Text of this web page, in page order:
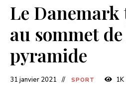
Le
au sommet
pyramide
31 janvier 2021 SPORT 1K